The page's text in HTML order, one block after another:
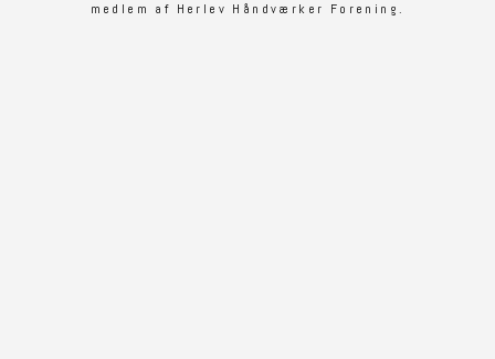
medlem af Herlev Håndværker Forening.